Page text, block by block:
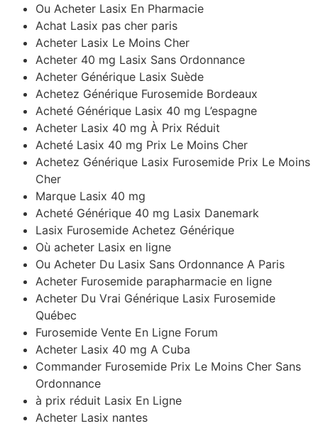
Ou Acheter Lasix En Pharmacie
Achat Lasix pas cher paris
Acheter Lasix Le Moins Cher
Acheter 40 mg Lasix Sans Ordonnance
Acheter Générique Lasix Suède
Achetez Générique Furosemide Bordeaux
Acheté Générique Lasix 40 mg L’espagne
Acheter Lasix 40 mg À Prix Réduit
Acheté Lasix 40 mg Prix Le Moins Cher
Achetez Générique Lasix Furosemide Prix Le Moins
Cher
Marque Lasix 40 mg
Acheté Générique 40 mg Lasix Danemark
Lasix Furosemide Achetez Générique
Où acheter Lasix en ligne
Ou Acheter Du Lasix Sans Ordonnance A Paris
Acheter Furosemide parapharmacie en ligne
Acheter Du Vrai Générique Lasix Furosemide
Québec
Furosemide Vente En Ligne Forum
Acheter Lasix 40 mg A Cuba
Commander Furosemide Prix Le Moins Cher Sans
Ordonnance
à prix réduit Lasix En Ligne
Acheter Lasix nantes